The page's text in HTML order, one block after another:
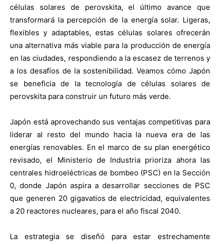
células solares de perovskita, el último avance que
transformará la percepción de la energía solar. Ligeras,
flexibles y adaptables, estas células solares ofrecerán
una alternativa más viable para la producción de energía
en las ciudades, respondiendo a la escasez de terrenos y
a los desafíos de la sostenibilidad. Veamos cómo Japón
se beneficia de la tecnología de células solares de
perovskita para construir un futuro más verde.
Japón está aprovechando sus ventajas competitivas para
liderar al resto del mundo hacia la nueva era de las
energías renovables. En el marco de su plan energético
revisado, el Ministerio de Industria prioriza ahora las
centrales hidroeléctricas de bombeo (PSC) en la Sección
0, donde Japón aspira a desarrollar secciones de PSC
que generen 20 gigavatios de electricidad, equivalentes
a 20 reactores nucleares, para el año fiscal 2040.
La estrategia se diseñó para estar estrechamente